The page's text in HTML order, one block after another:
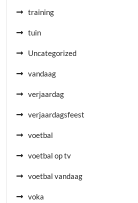
training
tuin
Uncategorized
vandaag
verjaardag
verjaardagsfeest
voetbal
voetbal op tv
voetbal vandaag
voka